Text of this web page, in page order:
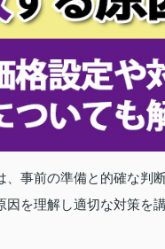
事前の準備と的確な判
を理解し適切な対策を